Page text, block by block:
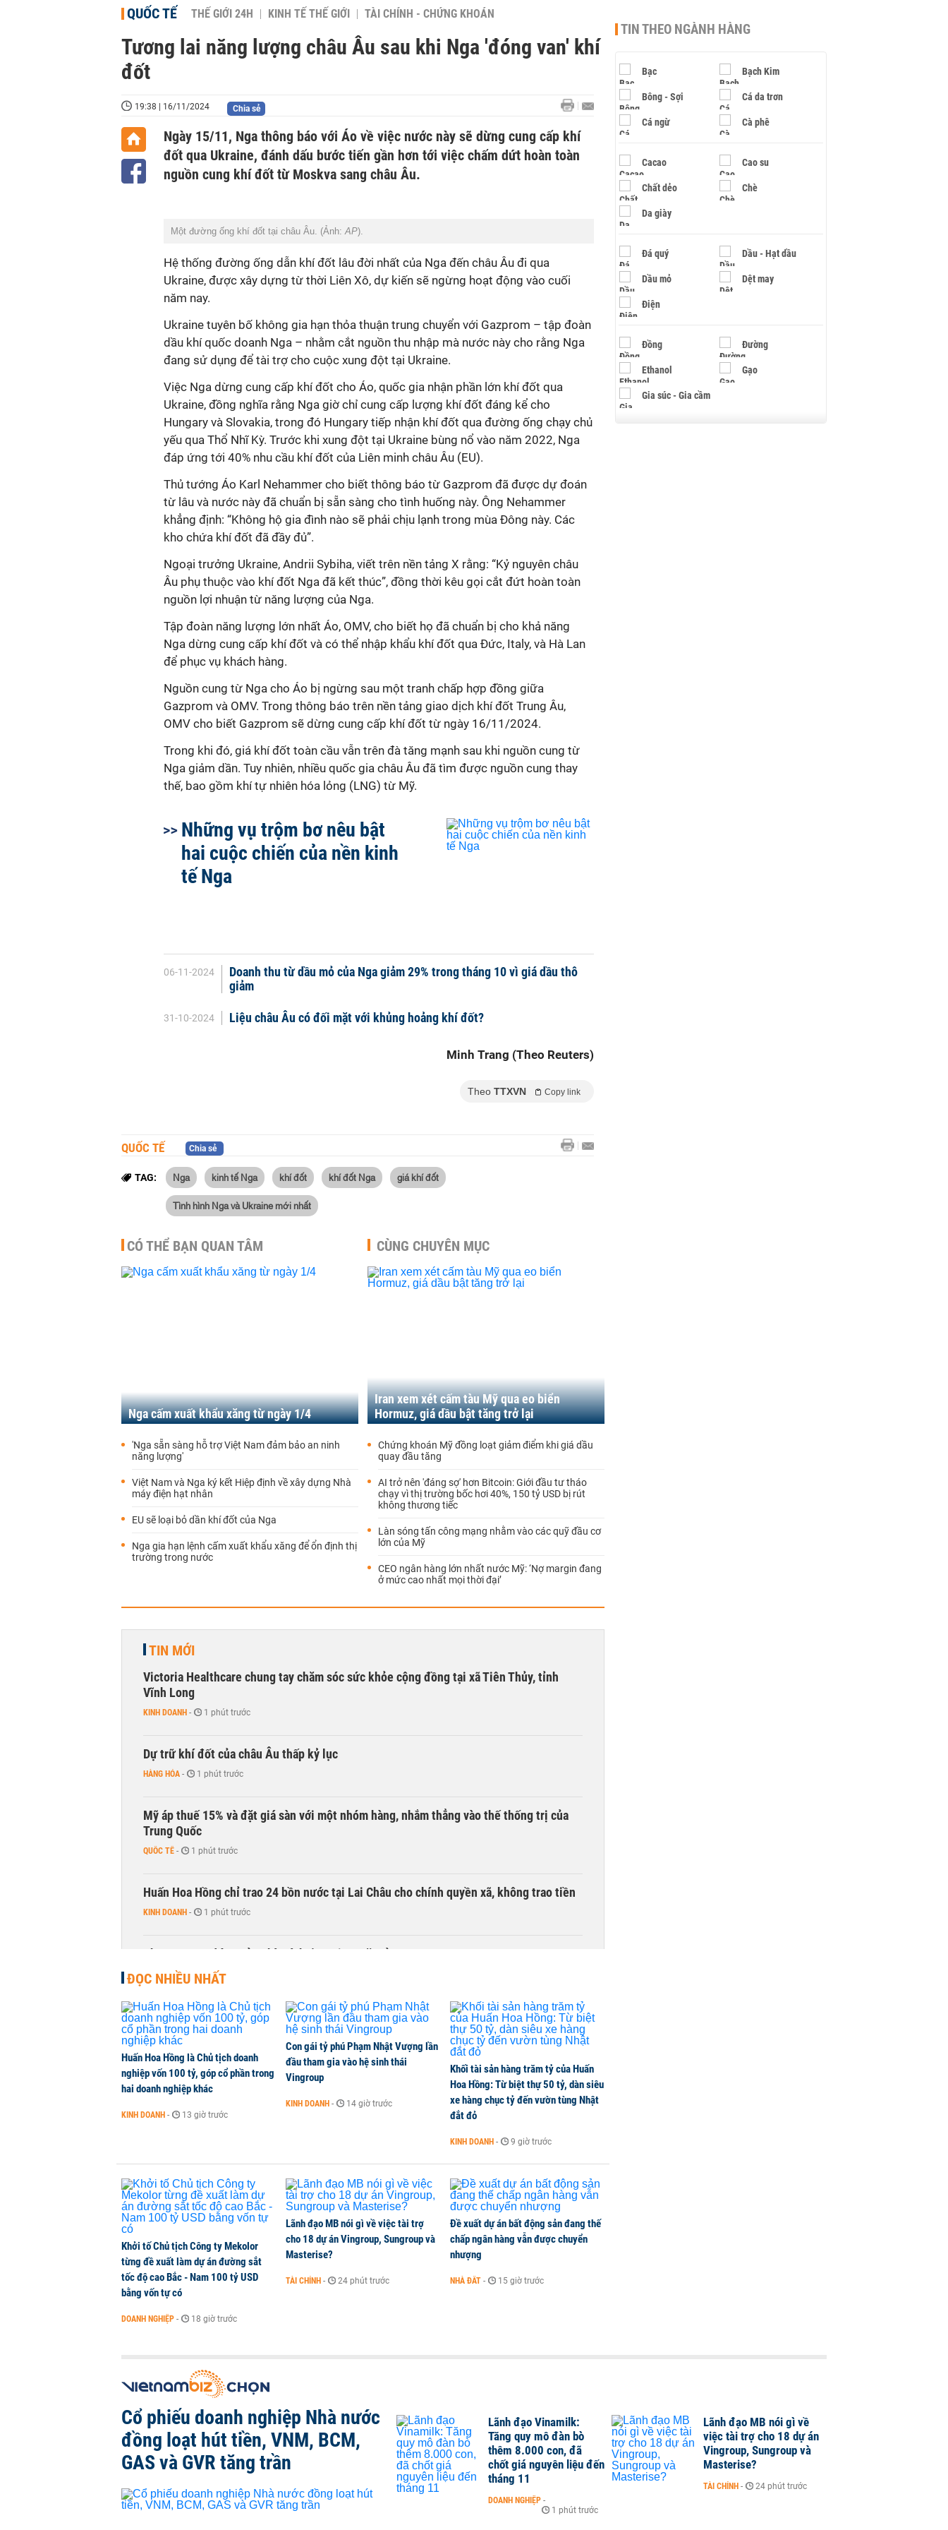
QUỐC TẾ THẾ GIỚI 24H KINH TẾ THẾ GIỚI TÀI CHÍNH - CHỨNG KHOÁN
Tương lai năng lượng châu Âu sau khi Nga 'đóng van' khí
đốt
19:38 | 16/11/2024 Chia sẻ
Ngày 15/11, Nga thông báo với Áo về việc nước này sẽ dừng cung cấp khí
đốt qua Ukraine, đánh dấu bước tiến gần hơn tới việc chấm dứt hoàn toàn
nguồn cung khí đốt từ Moskva sang châu Âu.
Một đường ống khí đốt tại châu Âu. (Ảnh:AP).
Hệ thống đường ống dẫn khí đốt lâu đời nhất của Nga đến châu Âu đi qua
Ukraine, được xây dựng từ thời Liên Xô, dự kiến sẽ ngừng hoạt động vào cuối
năm nay.
Ukraine tuyên bố không gia hạn thỏa thuận trung chuyển với Gazprom – tập đoàn
dầu khí quốc doanh Nga – nhằm cắt nguồn thu nhập mà nước này cho rằng Nga
đang sử dụng để tài trợ cho cuộc xung đột tại Ukraine.
Việc Nga dừng cung cấp khí đốt cho Áo, quốc gia nhận phần lớn khí đốt qua
Ukraine, đồng nghĩa rằng Nga giờ chỉ cung cấp lượng khí đốt đáng kể cho
Hungary và Slovakia, trong đó Hungary tiếp nhận khí đốt qua đường ống chạy chủ
yếu qua Thổ Nhĩ Kỳ. Trước khi xung đột tại Ukraine bùng nổ vào năm 2022, Nga
đáp ứng tới 40% nhu cầu khí đốt của Liên minh châu Âu (EU).
Thủ tướng Áo Karl Nehammer cho biết thông báo từ Gazprom đã được dự đoán
từ lâu và nước này đã chuẩn bị sẵn sàng cho tình huống này. Ông Nehammer
khẳng định: “Không hộ gia đình nào sẽ phải chịu lạnh trong mùa Đông này. Các
kho chứa khí đốt đã đầy đủ”.
Ngoại trưởng Ukraine, Andrii Sybiha, viết trên nền tảng X rằng: “Kỷ nguyên châu
Âu phụ thuộc vào khí đốt Nga đã kết thúc”, đồng thời kêu gọi cắt đứt hoàn toàn
nguồn lợi nhuận từ năng lượng của Nga.
Tập đoàn năng lượng lớn nhất Áo, OMV, cho biết họ đã chuẩn bị cho khả năng
Nga dừng cung cấp khí đốt và có thể nhập khẩu khí đốt qua Đức, Italy, và Hà Lan
để phục vụ khách hàng.
Nguồn cung từ Nga cho Áo bị ngừng sau một tranh chấp hợp đồng giữa
Gazprom và OMV. Trong thông báo trên nền tảng giao dịch khí đốt Trung Âu,
OMV cho biết Gazprom sẽ dừng cung cấp khí đốt từ ngày 16/11/2024.
Trong khi đó, giá khí đốt toàn cầu vẫn trên đà tăng mạnh sau khi nguồn cung từ
Nga giảm dần. Tuy nhiên, nhiều quốc gia châu Âu đã tìm được nguồn cung thay
thế, bao gồm khí tự nhiên hóa lỏng (LNG) từ Mỹ.
Những vụ trộm bơ nêu bật
hai cuộc chiến của nền kinh
tế Nga
06-11-2024
Doanh thu từ dầu mỏ của Nga giảm 29% trong tháng 10 vì giá dầu thô
giảm
31-10-2024 Liệu châu Âu có đối mặt với khủng hoảng khí đốt?
Minh Trang (Theo Reuters)
Theo TTXVN Copy link
QUỐC TẾ Chia sẻ
TAG: Nga kinh tế Nga khí đốt khí đốt Nga giá khí đốt
Tình hình Nga và Ukraine mới nhất
CÓ THỂ BẠN QUAN TÂM
Nga cấm xuất khẩu xăng từ ngày 1/4
'Nga sẵn sàng hỗ trợ Việt Nam đảm bảo an ninh
năng lượng'
Việt Nam và Nga ký kết Hiệp định về xây dựng Nhà
máy điện hạt nhân
EU sẽ loại bỏ dần khí đốt của Nga
Nga gia hạn lệnh cấm xuất khẩu xăng để ổn định thị
trường trong nước
CÙNG CHUYÊN MỤC
Iran xem xét cấm tàu Mỹ qua eo biển
Hormuz, giá dầu bật tăng trở lại
Chứng khoán Mỹ đồng loạt giảm điểm khi giá dầu
quay đầu tăng
AI trở nên 'đáng sợ' hơn Bitcoin: Giới đầu tư tháo
chạy vì thị trường bốc hơi 40%, 150 tỷ USD bị rút
không thương tiếc
Làn sóng tấn công mạng nhằm vào các quỹ đầu cơ
lớn của Mỹ
CEO ngân hàng lớn nhất nước Mỹ: ‘Nợ margin đang
ở mức cao nhất mọi thời đại’
TIN MỚI
Victoria Healthcare chung tay chăm sóc sức khỏe cộng đồng tại xã Tiên Thủy, tỉnh
Vĩnh Long
KINH DOANH - 1 phút trước
Dự trữ khí đốt của châu Âu thấp kỷ lục
HÀNG HÓA - 1 phút trước
Mỹ áp thuế 15% và đặt giá sàn với một nhóm hàng, nhắm thẳng vào thế thống trị của
Trung Quốc
QUỐC TẾ - 1 phút trước
Huấn Hoa Hồng chỉ trao 24 bồn nước tại Lai Châu cho chính quyền xã, không trao tiền
KINH DOANH - 1 phút trước
Phương Nam đóng cửa nhà sách tồn tại 44 năm ở TP HCM
KINH DOANH - 1 phút trước
ĐỌC NHIỀU NHẤT
Huấn Hoa Hồng là Chủ tịch doanh
nghiệp vốn 100 tỷ, góp cổ phần trong
hai doanh nghiệp khác
KINH DOANH - 13 giờ trước
Con gái tỷ phú Phạm Nhật Vượng lần
đầu tham gia vào hệ sinh thái
Vingroup
KINH DOANH - 14 giờ trước
Khối tài sản hàng trăm tỷ của Huấn
Hoa Hồng: Từ biệt thự 50 tỷ, dàn siêu
xe hàng chục tỷ đến vườn tùng Nhật
đắt đỏ
KINH DOANH - 9 giờ trước
Khởi tố Chủ tịch Công ty Mekolor
từng đề xuất làm dự án đường sắt
tốc độ cao Bắc - Nam 100 tỷ USD
bằng vốn tự có
DOANH NGHIỆP - 18 giờ trước
Lãnh đạo MB nói gì về việc tài trợ
cho 18 dự án Vingroup, Sungroup và
Masterise?
TÀI CHÍNH - 24 phút trước
Đề xuất dự án bất động sản đang thế
chấp ngân hàng vẫn được chuyển
nhượng
NHÀ ĐẤT - 15 giờ trước
TIN THEO NGÀNH HÀNG
Bạc Bạch Kim
Bông - Sợi Cá da trơn
Cá ngừ Cà phê
Cacao Cao su
Chất dẻo Chè
Da giày
Đá quý Dầu - Hạt dầu
Dầu mỏ Dệt may
Điện
Đồng Đường
Ethanol Gạo
Gia súc - Gia cầm
Cổ phiếu doanh nghiệp Nhà nước
đồng loạt hút tiền, VNM, BCM,
GAS và GVR tăng trần
Lãnh đạo Vinamilk:
Tăng quy mô đàn bò
thêm 8.000 con, đã
chốt giá nguyên liệu đến
tháng 11
DOANH NGHIỆP -
1 phút trước
Lãnh đạo MB nói gì về
việc tài trợ cho 18 dự án
Vingroup, Sungroup và
Masterise?
TÀI CHÍNH - 24 phút trước